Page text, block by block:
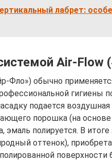
лабрет:
Air-Flow
Фло») обычно
гигиены
подается
порошка (на
эмаль полируется. В
оттенок),
поверхности